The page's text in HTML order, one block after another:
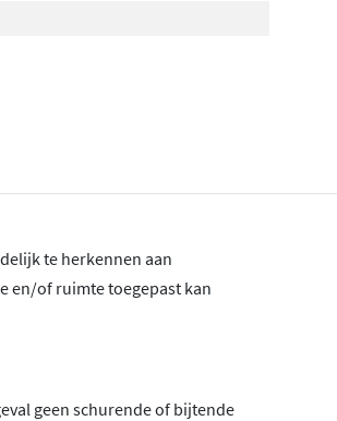
te herkennen aan
en/of ruimte toegepast kan
geen schurende of bijtende